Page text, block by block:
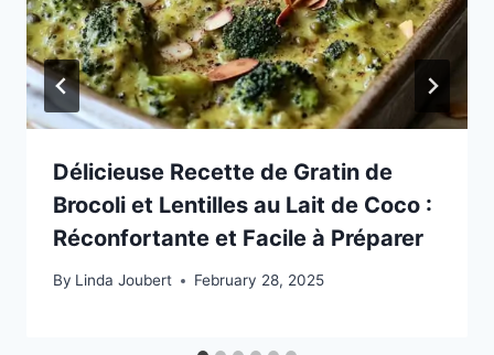
Délicieuse Recette de Gratin de
Brocoli et Lentilles au Lait de Coco :
Réconfortante et Facile à Préparer
By Linda Joubert February 28, 2025